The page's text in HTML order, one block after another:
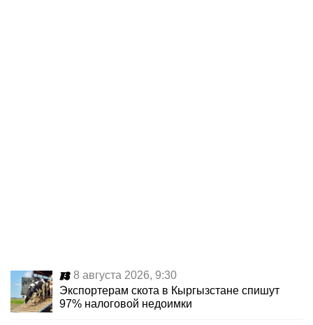
8 августа 2026, 9:30
Экспортерам скота в Кыргызстане спишут
97% налоговой недоимки